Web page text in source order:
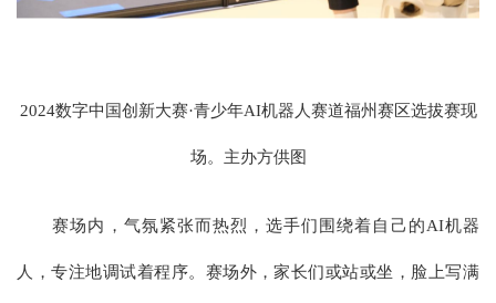
2024数字中国创新大赛·青少年AI机器人赛道福州赛区选拔赛现
场。主办方供图
赛场内，气氛紧张而热烈，选手们围绕着自己的AI机器
人，专注地调试着程序。赛场外，家长们或站或坐，脸上写满